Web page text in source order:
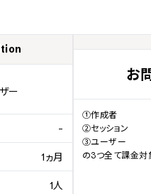
ー
-
1ヵ月
1人
お
①作成者
②セッション
③ユーザー
の3つ全て課金対